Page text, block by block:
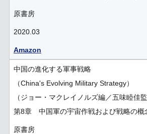
原書房
2020.03
Amazon
中国の進化する軍事戦略
（China's Evolving Military Strategy）
（ジョー・マクレイノルズ編／五味睦佳監
第8章 中国軍の宇宙作戦および戦略の概
原書房